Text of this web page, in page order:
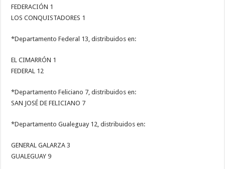
FEDERACIÓN 1
LOS CONQUISTADORES 1
*Departamento Federal 13, distribuidos en:
EL CIMARRÓN 1
FEDERAL 12
*Departamento Feliciano 7, distribuidos en:
SAN JOSÉ DE FELICIANO 7
*Departamento Gualeguay 12, distribuidos en:
GENERAL GALARZA 3
GUALEGUAY 9